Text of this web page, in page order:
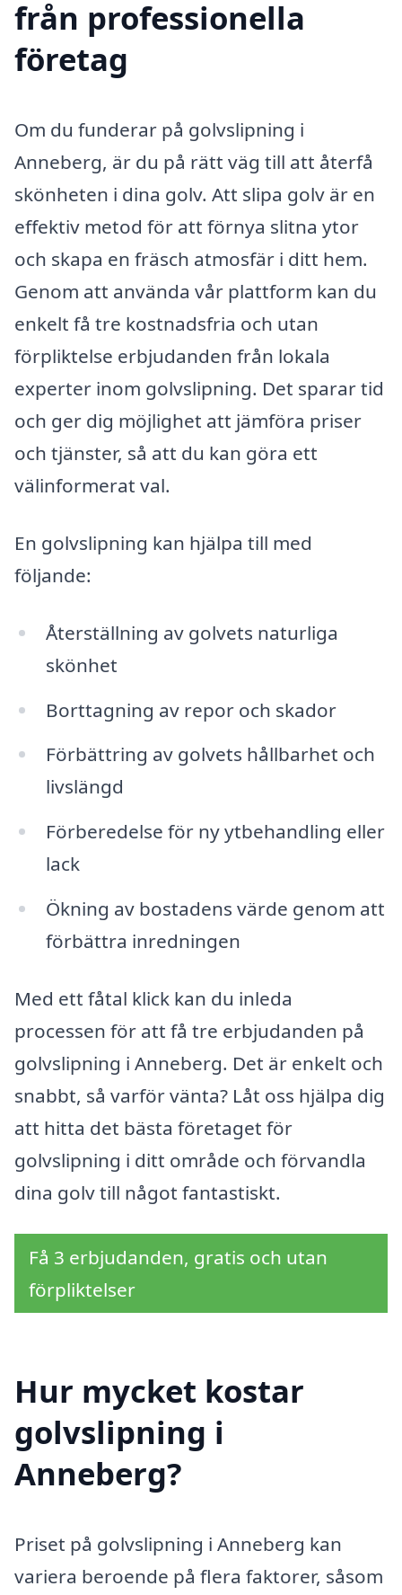
från professionella
företag
Om du funderar på golvslipning i
Anneberg, är du på rätt väg till att återfå
skönheten i dina golv. Att slipa golv är en
effektiv metod för att förnya slitna ytor
och skapa en fräsch atmosfär i ditt hem.
Genom att använda vår plattform kan du
enkelt få tre kostnadsfria och utan
förpliktelse erbjudanden från lokala
experter inom golvslipning. Det sparar tid
och ger dig möjlighet att jämföra priser
och tjänster, så att du kan göra ett
välinformerat val.
En golvslipning kan hjälpa till med
följande:
Återställning av golvets naturliga
skönhet
Borttagning av repor och skador
Förbättring av golvets hållbarhet och
livslängd
Förberedelse för ny ytbehandling eller
lack
Ökning av bostadens värde genom att
förbättra inredningen
Med ett fåtal klick kan du inleda
processen för att få tre erbjudanden på
golvslipning i Anneberg. Det är enkelt och
snabbt, så varför vänta? Låt oss hjälpa dig
att hitta det bästa företaget för
golvslipning i ditt område och förvandla
dina golv till något fantastiskt.
Få 3 erbjudanden, gratis och utan
förpliktelser
Hur mycket kostar
golvslipning i
Anneberg?
Priset på golvslipning i Anneberg kan
variera beroende på flera faktorer, såsom